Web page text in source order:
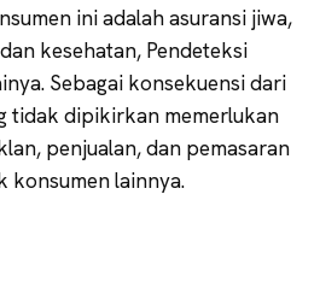
ini adalah asuransi jiwa,
kesehatan, Pendeteksi
Sebagai konsekuensi dari
tidak dipikirkan memerlukan
penjualan, dan pemasaran
konsumen lainnya.